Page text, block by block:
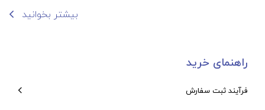
بیشتر بخوانید
راهنمای خرید
فرآیند ثبت سفارش